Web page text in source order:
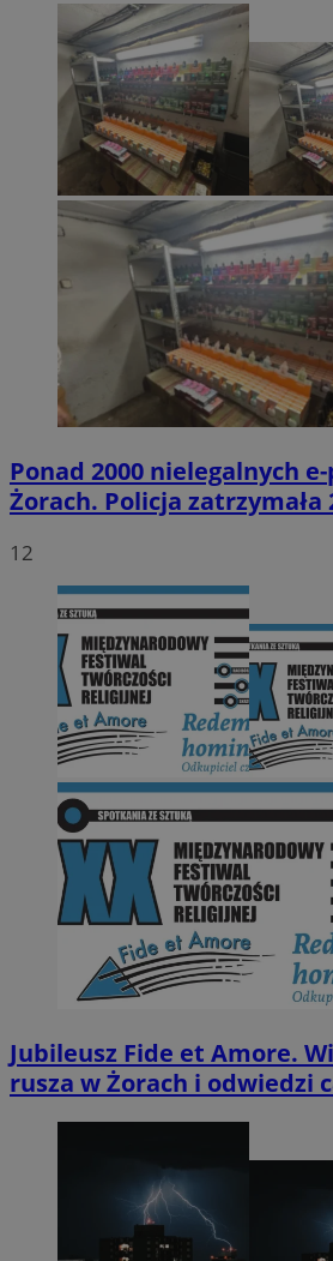
Ponad 2000 nielegalnych
Żorach. Policja zatrzymała
12
Jubileusz Fide et Amore.
rusza w Żorach i odwiedzi